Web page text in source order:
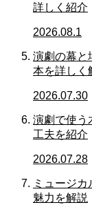
詳しく紹介
2026.08.1
演劇の幕と
本を詳しく
2026.07.30
演劇で使う
工夫を紹介
2026.07.28
ミュージ
魅力を解説